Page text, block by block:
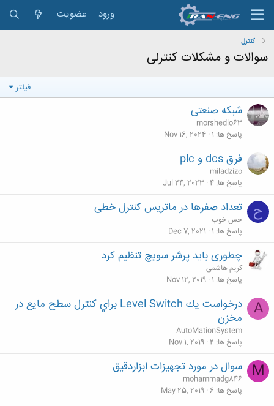
ورود عضویت
كنترل
سوالات و مشكلات كنترلی
فیلتر
شبکه صنعتی
morshedlo63
پاسخ ها 1
Nov 16, 2024
فرق dcs و plc
miladzizo
پاسخ ها 4
Jul 24, 2023
ح تعداد صفرها در ماتریس کنترل خطی
حس خوب
پاسخ ها 1
Dec 7, 2021
چطوری باید پرشر سویچ تنظیم کرد
کریم هاشمی
پاسخ ها 1
Nov 12, 2019
A
درخواست يك Level Switch براي كنترل سطح مايع در
مخزن
AutoMationSystem
پاسخ ها 2
Nov 1, 2019
M سوال در مورد تجهیزات ابزاردقیق
mohammadg846
پاسخ ها 6
May 25, 2019